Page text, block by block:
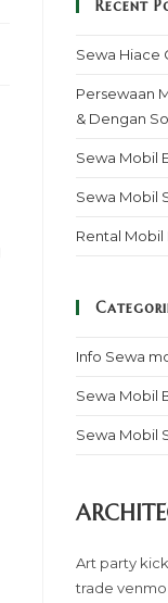
Recent
Sewa Hiace
Persewaan
& Dengan
Sewa Mobil
Sewa Mobil
Rental Mobil
Info Sewa
Sewa Mobil
Sewa Mobil
Art party
trade